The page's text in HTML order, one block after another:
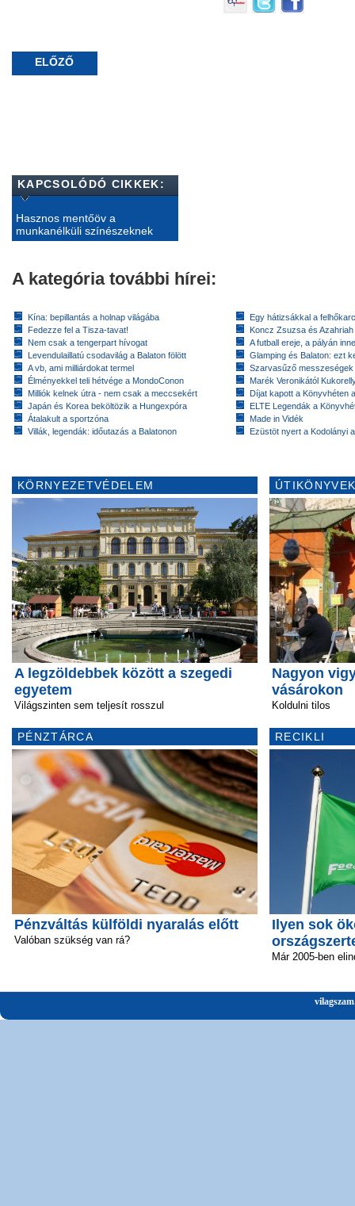
ELŐZŐ
KAPCSOLÓDÓ CIKKEK:
Hasznos mentőöv a
munkanélküli színészeknek
A kategória további hírei:
Kína: bepillantás a holnap világába
Fedezze fel a Tisza-tavat!
Nem csak a tengerpart hívogat
Levendulaillatú csodavilág a Balaton fölött
A vb, ami milliárdokat termel
Élményekkel teli hétvége a MondoConon
Milliók kelnek útra - nem csak a meccsekért
Japán és Korea beköltözik a Hungexpóra
Átalakult a sportzóna
Villák, legendák: időutazás a Balatonon
Egy hátizsákkal a
Koncz Zsuzsa és
A futball ereje, a pályán
Glamping és Balaton: ezt
Szarvasűző messzeségek
Marék Veronikától
Díjat kapott a Könyvhéten
ELTE Legendák a
Made in Vidék
Ezüstöt nyert a Kodolányi
KÖRNYEZETVÉDELEM
A legzöldebbek között a szegedi
egyetem
Világszinten sem teljesít rosszul
PÉNZTÁRCA
Pénzváltás külföldi nyaralás előtt
Valóban szükség van rá?
Nagyon
vásárokon
Koldulni tilos
RECIKLI
Ilyen sok
Már 2005-ben